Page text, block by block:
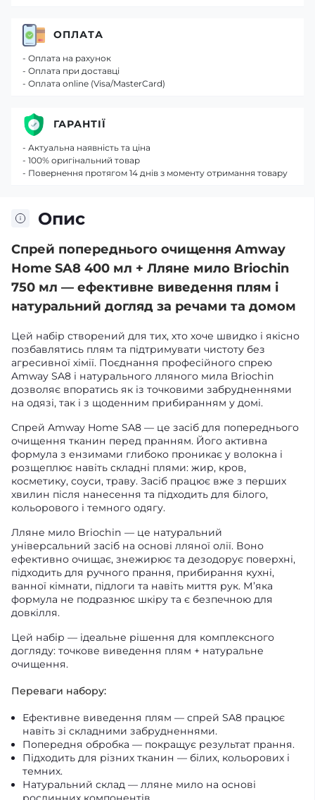
Опис
Спрей попереднього очищення Amway
Home SA8 400 мл + Лляне мило Briochin
750 мл — ефективне виведення плям і
натуральний догляд за речами та домом
Цей набір створений для тих, хто хоче швидко і якісно
позбавлятись плям та підтримувати чистоту без
агресивної хімії. Поєднання професійного спрею
Amway SA8 і натурального лляного мила Briochin
дозволяє впоратись як із точковими забрудненнями
на одязі, так і з щоденним прибиранням у домі.
Спрей Amway Home SA8 — це засіб для попереднього
очищення тканин перед пранням. Його активна
формула з ензимами глибоко проникає у волокна і
розщеплює навіть складні плями: жир, кров,
косметику, соуси, траву. Засіб працює вже з перших
хвилин після нанесення та підходить для білого,
кольорового і темного одягу.
Лляне мило Briochin — це натуральний
універсальний засіб на основі лляної олії. Воно
ефективно очищає, знежирює та дезодорує поверхні,
підходить для ручного прання, прибирання кухні,
ванної кімнати, підлоги та навіть миття рук. М’яка
формула не подразнює шкіру та є безпечною для
довкілля.
Цей набір — ідеальне рішення для комплексного
догляду: точкове виведення плям + натуральне
очищення.
Переваги набору:
Ефективне виведення плям — спрей SA8 працює
навіть зі складними забрудненнями.
Попередня обробка — покращує результат прання.
Підходить для різних тканин — білих, кольорових і
темних.
Натуральний склад — лляне мило на основі
ОПЛАТА
- Оплата на рахунок
- Оплата при доставці
- Оплата online (Visa/MasterCard)
ГАРАНТІЇ
- Актуальна наявність та ціна
- 100% оригінальний товар
- Повернення протягом 14 днів з моменту отримання товару